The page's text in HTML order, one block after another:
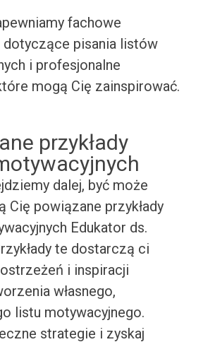
fachowe
pisania listów
i profesjonalne
mogą Cię zainspirować.
przykłady
dalej, być może
Cię powiązane przykłady
Edukator ds.
te dostarczą ci
i inspiracji
własnego,
listu motywacyjnego.
strategie i zyskaj